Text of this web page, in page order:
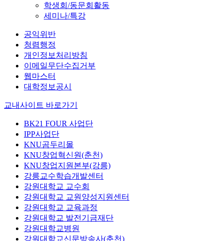
학생회/동문회활동
세미나/특강
공익위반
청렴행정
개인정보처리방침
이메일무단수집거부
웹마스터
대학정보공시
교내사이트 바로가기
BK21 FOUR 사업단
IPP사업단
KNU곰두리몰
KNU창업혁신원(춘천)
KNU창업지원본부(강릉)
강릉교수학습개발센터
강원대학교 교수회
강원대학교 교원양성지원센터
강원대학교 교육과정
강원대학교 발전기금재단
강원대학교병원
강원대학교신문방송사(춘천)